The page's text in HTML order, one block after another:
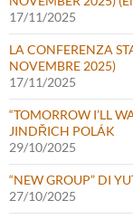
17/11/2025
LA CONFERENZA
NOVEMBRE 2025)
17/11/2025
“TOMORROW I’LL
JINDŘICH POLÁK
29/10/2025
“NEW GROUP” DI
27/10/2025